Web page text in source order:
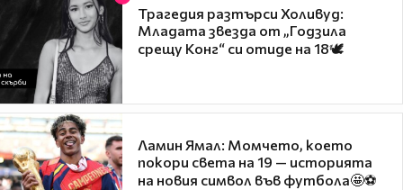
Трагедия разтърси Холивуд:
Младата звезда от „Годзила
срещу Конг“ си отиде на 18🕊️
Ламин Ямал: Момчето, което
покори света на 19 — историята
на новия символ във футбола🤩⚽